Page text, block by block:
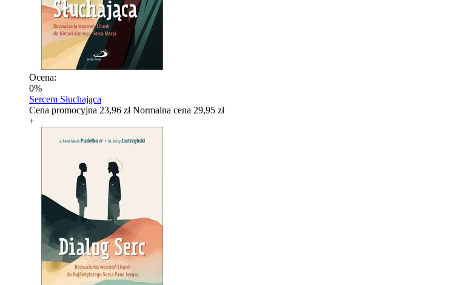
Ocena:
0%
Sercem Słuchająca
Cena promocyjna 23,96 zł Normalna cena 29,95 zł
+